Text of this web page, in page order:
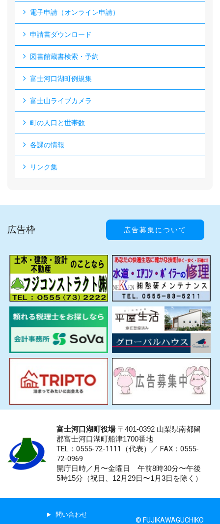
電子申請（オンライン申請）
申請書ダウンロード
図書館蔵書検索・予約
富士河口湖町例規集
富士山ライブカメラ
町の人口と世帯数
各課の情報
リンク集
広告枠 広告募集について
富士河口湖町役場〒401-0392 山梨県南都留
郡富士河口湖町船津1700番地
TEL：0555-72-1111 （代表）／ FAX：0555-
72-0969
開庁日時／月〜金曜日 午前8時30分〜午後
5時15分（祝日、12月29日〜1月3日を除く）
問い合わせ
© FUJIKAWAGUCHIKO